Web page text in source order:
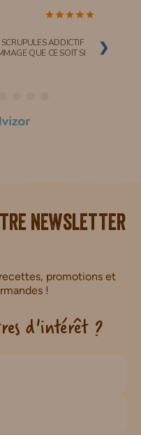
ADDICTIF
QUE CE SOIT SI
❯
newsletter
promotions et
!
d'intérêt ?